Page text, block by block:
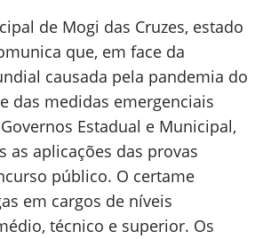
de Mogi das Cruzes, estado
que, em face da
causada pela pandemia do
das medidas emergenciais
Estadual e Municipal,
as aplicações das provas
público. O certame
em cargos de níveis
técnico e superior. Os